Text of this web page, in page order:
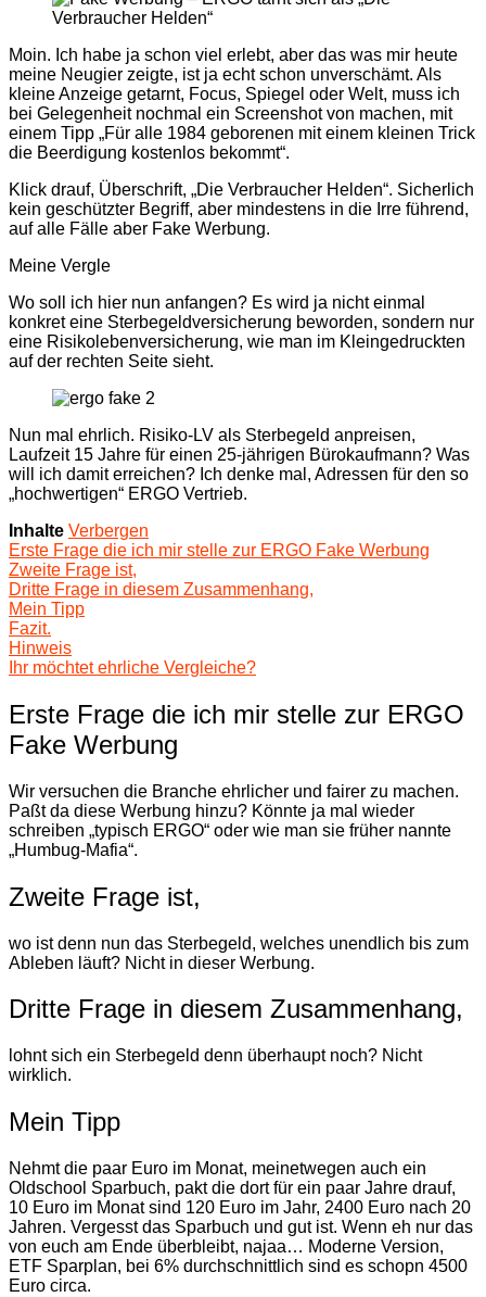
Moin. Ich habe ja schon viel erlebt, aber das was mir heute
meine Neugier zeigte, ist ja echt schon unverschämt. Als
kleine Anzeige getarnt, Focus, Spiegel oder Welt, muss ich
bei Gelegenheit nochmal ein Screenshot von machen, mit
einem Tipp „Für alle 1984 geborenen mit einem kleinen Trick
die Beerdigung kostenlos bekommt“.
Klick drauf, Überschrift, „Die Verbraucher Helden“. Sicherlich
kein geschützter Begriff, aber mindestens in die Irre führend,
auf alle Fälle aber Fake Werbung.
Meine Vergle
Wo soll ich hier nun anfangen? Es wird ja nicht einmal
konkret eine Sterbegeldversicherung beworden, sondern nur
eine Risikolebenversicherung, wie man im Kleingedruckten
auf der rechten Seite sieht.
Nun mal ehrlich. Risiko-LV als Sterbegeld anpreisen,
Laufzeit 15 Jahre für einen 25-jährigen Bürokaufmann? Was
will ich damit erreichen? Ich denke mal, Adressen für den so
„hochwertigen“ ERGO Vertrieb.
Inhalte Verbergen
Erste Frage die ich mir stelle zur ERGO Fake Werbung
Zweite Frage ist,
Dritte Frage in diesem Zusammenhang,
Mein Tipp
Fazit.
Hinweis
Ihr möchtet ehrliche Vergleiche?
Erste Frage die ich mir stelle zur ERGO
Fake Werbung
Wir versuchen die Branche ehrlicher und fairer zu machen.
Paßt da diese Werbung hinzu? Könnte ja mal wieder
schreiben „typisch ERGO“ oder wie man sie früher nannte
„Humbug-Mafia“.
Zweite Frage ist,
wo ist denn nun das Sterbegeld, welches unendlich bis zum
Ableben läuft? Nicht in dieser Werbung.
Dritte Frage in diesem Zusammenhang,
lohnt sich ein Sterbegeld denn überhaupt noch? Nicht
wirklich.
Mein Tipp
Nehmt die paar Euro im Monat, meinetwegen auch ein
Oldschool Sparbuch, pakt die dort für ein paar Jahre drauf,
10 Euro im Monat sind 120 Euro im Jahr, 2400 Euro nach 20
Jahren. Vergesst das Sparbuch und gut ist. Wenn eh nur das
von euch am Ende überbleibt, najaa… Moderne Version,
ETF Sparplan, bei 6% durchschnittlich sind es schopn 4500
Euro circa.